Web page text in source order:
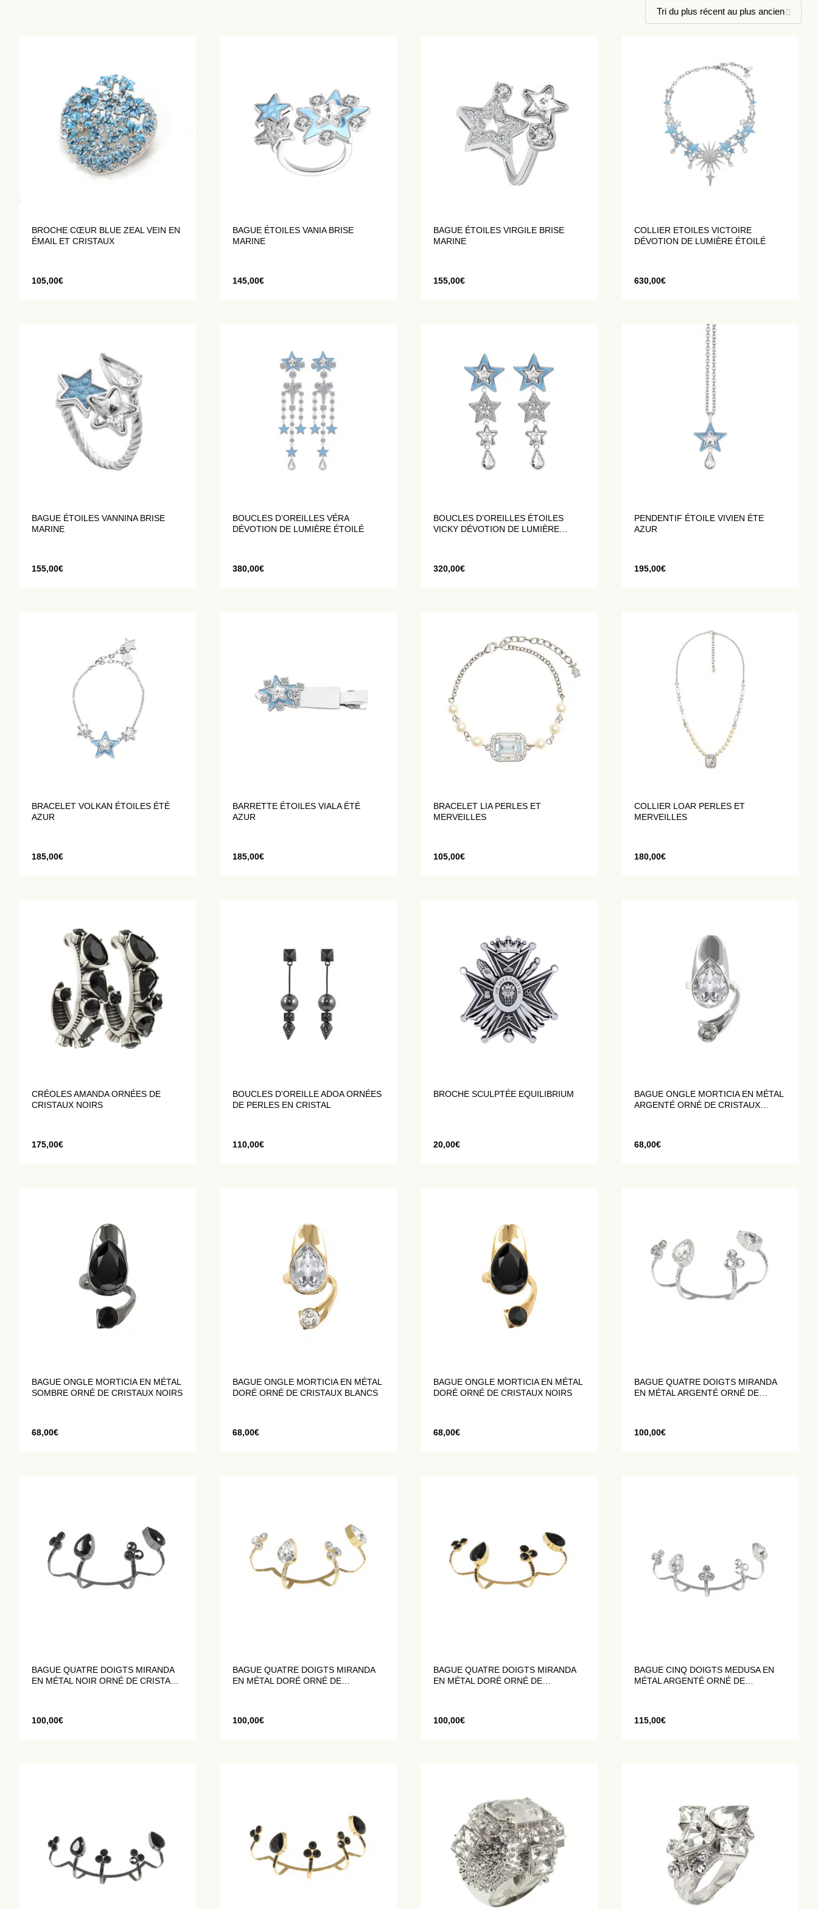
BROCHE CŒUR BLUE ZEAL VEIN EN
ÉMAIL ET CRISTAUX
105,00€
BAGUE ÉTOILES VANIA BRISE
MARINE
145,00€
BAGUE ÉTOILES VIRGILE BRISE
MARINE
155,00€
COLLIER ETOILES VICTOIRE
DÉVOTION DE LUMIÈRE ÉTOILÉ
630,00€
BAGUE ÉTOILES VANNINA BRISE
MARINE
155,00€
BOUCLES D’OREILLES VÉRA
DÉVOTION DE LUMIÈRE ÉTOILÉ
380,00€
BOUCLES D’OREILLES ÉTOILES
VICKY DÉVOTION DE LUMIÈRE
320,00€
PENDENTIF ÉTOILE VIVIEN ÉTE
AZUR
195,00€
BRACELET VOLKAN ÉTOILES ÉTÉ
AZUR
185,00€
BARRETTE ÉTOILES VIALA ÉTÉ
AZUR
185,00€
BRACELET LIA PERLES ET
MERVEILLES
105,00€
COLLIER LOAR PERLES ET
MERVEILLES
180,00€
CRÉOLES AMANDA ORNÉES DE
CRISTAUX NOIRS
175,00€
BOUCLES D’OREILLE ADOA ORNÉES
DE PERLES EN CRISTAL
110,00€
BROCHE SCULPTÉE EQUILIBRIUM
20,00€
BAGUE ONGLE MORTICIA EN MÉTAL
ARGENTÉ ORNÉ DE CRISTAUX
68,00€
BAGUE ONGLE MORTICIA EN MÉTAL
SOMBRE ORNÉ DE CRISTAUX NOIRS
68,00€
BAGUE ONGLE MORTICIA EN MÉTAL
DORÉ ORNÉ DE CRISTAUX BLANCS
68,00€
BAGUE ONGLE MORTICIA EN MÉTAL
DORÉ ORNÉ DE CRISTAUX NOIRS
68,00€
BAGUE QUATRE DOIGTS MIRANDA
EN MÉTAL ARGENTÉ ORNÉ DE
100,00€
BAGUE QUATRE DOIGTS MIRANDA
EN MÉTAL NOIR ORNÉ DE CRISTAUX
100,00€
BAGUE QUATRE DOIGTS MIRANDA
EN MÉTAL DORÉ ORNÉ DE
100,00€
BAGUE QUATRE DOIGTS MIRANDA
EN MÉTAL DORÉ ORNÉ DE
100,00€
BAGUE CINQ DOIGTS MEDUSA EN
MÉTAL ARGENTÉ ORNÉ DE
115,00€